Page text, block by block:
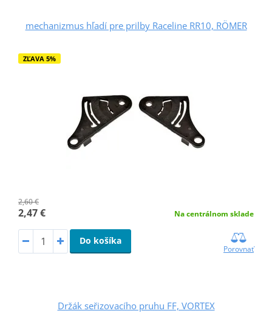
mechanizmus hľadí pre prilby Raceline RR10, RÖMER
ZĽAVA 5%
2,60 €
2,47 € Na centrálnom sklade
Do košíka
Porovnať
Držák seřizovacího pruhu FF, VORTEX